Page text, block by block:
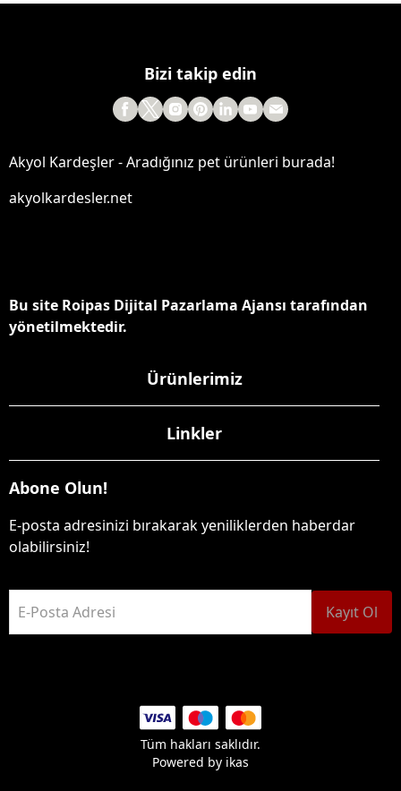
Bizi takip edin
Akyol Kardeşler - Aradığınız pet ürünleri burada!
akyolkardesler.net
Bu site Roipas Dijital Pazarlama Ajansı tarafından
yönetilmektedir.
Ürünlerimiz
Linkler
Abone Olun!
E-posta adresinizi bırakarak yeniliklerden haberdar
olabilirsiniz!
E-Posta Adresi Kayıt Ol
Tüm hakları saklıdır.
Powered by ikas